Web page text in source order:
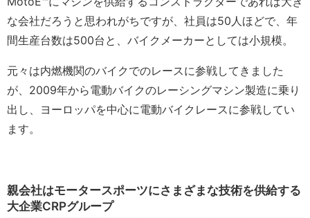
な会社だろうと思われがちですが、社員は50人ほどで、年
間生産台数は500台と、バイクメーカーとしては小規模。
元々は内燃機関のバイクでのレースに参戦してきました
が、2009年から電動バイクのレーシングマシン製造に乗り
出し、ヨーロッパを中心に電動バイクレースに参戦してい
ます。
親会社はモータースポーツにさまざまな技術を供給する
大企業CRPグループ